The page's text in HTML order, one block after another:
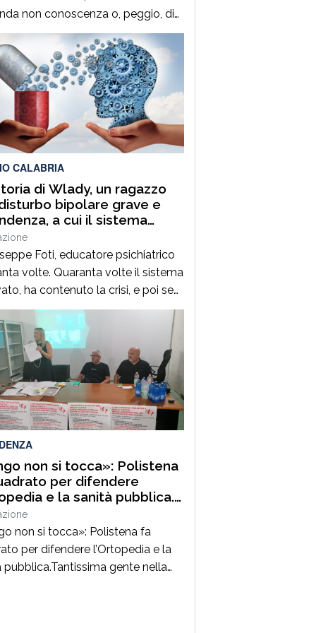
non conoscenza o, peggio, di
di natura politica che rende
di comprendere il valore
per il nostro territorio e per la
Città in termini di crescita
e rilancio dell’economia.
vuota propaganda. A […]
CALABRIA
di Wlady, un ragazzo
bipolare grave e
a cui il sistema
ha risposto con
TSO in quindici anni
Foti, educatore psichiatrico
volte. Quaranta volte il sistema
ha contenuto la crisi, e poi se
Quaranta volte, in quindici
senza mai costruire un percorso.
mai chiedersi perché.Sua madre si
Sara. Suo figlio si chiama
ha un disturbo bipolare
una dipendenza che […]
non si tocca»: Polistena
per difendere
e la sanità pubblica.
perbene si stringe
al comitato spontaneo
tutela della salute
non si tocca»: Polistena fa
per difendere l’Ortopedia e la
pubblica.Tantissima gente nella